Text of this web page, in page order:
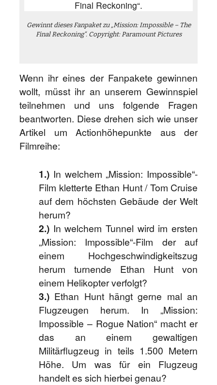
Gewinnt dieses Fanpaket zu „Mission: Impossible – The
Final Reckoning“. Copyright: Paramount Pictures
Wenn ihr eines der Fanpakete gewinnen
wollt, müsst ihr an unserem Gewinnspiel
teilnehmen und uns folgende Fragen
beantworten. Diese drehen sich wie unser
Artikel um Actionhöhepunkte aus der
Filmreihe:
1.) In welchem „Mission: Impossible“-
Film kletterte Ethan Hunt / Tom Cruise
auf dem höchsten Gebäude der Welt
herum?
2.) In welchem Tunnel wird im ersten
„Mission: Impossible“-Film der auf
einem Hochgeschwindigkeitszug
herum turnende Ethan Hunt von
einem Helikopter verfolgt?
3.) Ethan Hunt hängt gerne mal an
Flugzeugen herum. In „Mission:
Impossible – Rogue Nation“ macht er
das an einem gewaltigen
Militärflugzeug in teils 1.500 Metern
Höhe. Um was für ein Flugzeug
handelt es sich hierbei genau?